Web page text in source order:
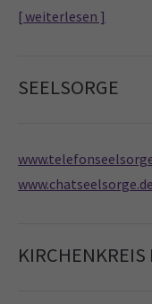
[ weiterlesen ]
SEELSORGE
www.chatseelsorge.de